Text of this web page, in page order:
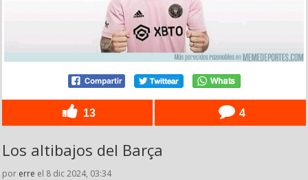
13 4
Los altibajos del Barça
por erre el 8 dic 2024, 03:34